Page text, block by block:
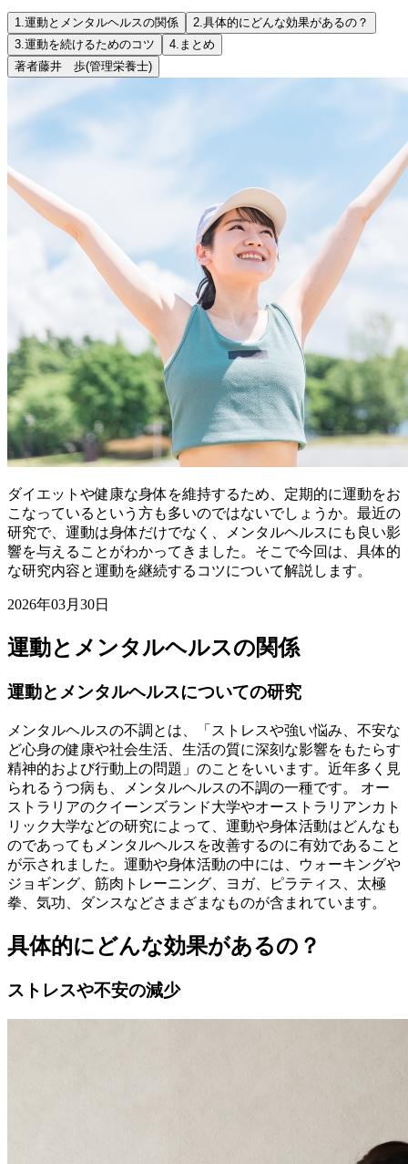
1.運動とメンタルヘルスの関係 2.具体的にどんな効果があるの？
3.運動を続けるためのコツ 4. まとめ
著者藤井 歩(管理栄養士)
ダイエットや健康な身体を維持するため、定期的に運動をお
こなっているという方も多いのではないでしょうか。最近の
研究で、運動は身体だけでなく、メンタルヘルスにも良い影
響を与えることがわかってきました。そこで今回は、具体的
な研究内容と運動を継続するコツについて解説します。
2026年03月30日
運動とメンタルヘルスの関係
運動とメンタルヘルスについての研究
メンタルヘルスの不調とは、「ストレスや強い悩み、不安な
ど心身の健康や社会生活、生活の質に深刻な影響をもたらす
精神的および行動上の問題」のことをいいます。近年多く見
られるうつ病も、メンタルヘルスの不調の一種です。 オー
ストラリアのクイーンズランド大学やオーストラリアンカト
リック大学などの研究によって、運動や身体活動はどんなも
のであってもメンタルヘルスを改善するのに有効であること
が示されました。運動や身体活動の中には、ウォーキングや
ジョギング、筋肉トレーニング、ヨガ、ピラティス、太極
拳、気功、ダンスなどさまざまなものが含まれています。
具体的にどんな効果があるの？
ストレスや不安の減少